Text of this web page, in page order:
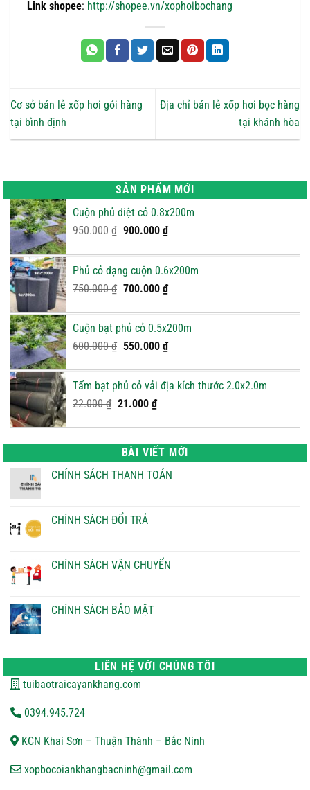
Link shopee: http://shopee.vn/xophoibochang
Cơ sở bán lẻ xốp hơi gói hàng
tại bình định
Địa chỉ bán lẻ xốp hơi bọc hàng
tại khánh hòa
SẢN PHẨM MỚI
Cuộn phủ diệt cỏ 0.8x200m
950.000₫ Giá
là:
950.000 ₫.
900.000 ₫Giá
tại
là:
900.000 ₫.
Phủ cỏ dạng cuộn 0.6x200m
750.000₫ Giá
là:
750.000 ₫.
700.000 ₫Giá
tại
là:
700.000 ₫.
Cuộn bạt phủ cỏ 0.5x200m
600.000₫ Giá
là:
600.000 ₫.
550.000 ₫Giá
tại
là:
Tấm bạt phủ cỏ vải địa kích thước 2.0x2.0m
22.000₫ Giá
là:
22.000 ₫.
21.000 ₫Giá
tại
là:
21.000 ₫.
BÀI VIẾT MỚI
CHÍNH SÁCH THANH TOÁN
luận
ở
TOÁN
CHÍNH SÁCH ĐỔI TRẢ
luận
ở
TRẢ
CHÍNH SÁCH VẬN CHUYỂN
luận
ởCHÍNH SÁCH BẢO MẬT
ở
SÁCH
BẢO
LIÊN HỆ VỚI CHÚNG TÔI
tuibaotraicayankhang.com
0394.945.724
KCN Khai Sơn – Thuận Thành – Bắc Ninh
xopbocoiankhangbacninh@gmail.com